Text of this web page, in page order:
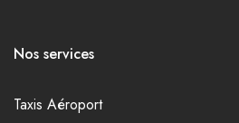
Nos services
Taxis Aéroport